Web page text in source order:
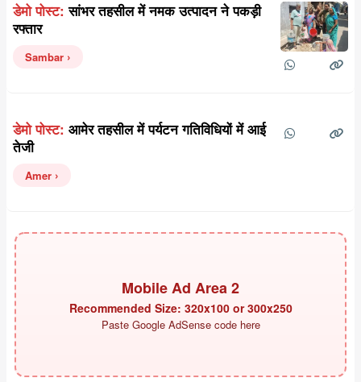
डेमो पोस्ट: सांभर तहसील में नमक उत्पादन ने पकड़ी
रफ्तार
Sambar
डेमो पोस्ट: आमेर तहसील में पर्यटन गतिविधियों में आई
तेजी
Amer
Mobile Ad Area 2
Recommended Size: 320x100 or 300x250
Paste Google AdSense code here